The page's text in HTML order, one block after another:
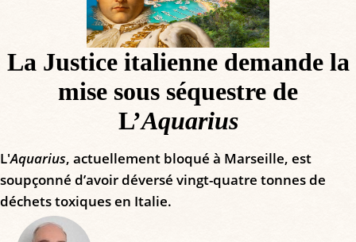
La Justice italienne demande la
mise sous séquestre de
L’Aquarius
L'Aquarius, actuellement bloqué à Marseille, est
soupçonné d’avoir déversé vingt-quatre tonnes de
déchets toxiques en Italie.